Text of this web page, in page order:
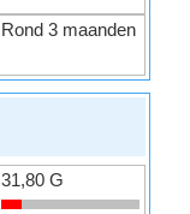
Rond 3 maanden
31,80 G